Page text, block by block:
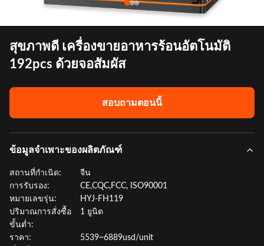
สุขภาพดี เครื่องขายอาหารร้อนอัตโนมัติ
192pcs ด้วยจอสัมผัส
สอบถามตอนนี้
ข้อมูลจำเพาะของผลิตภัณฑ์
สถานที่กำเนิด:
จีน
การรับรอง:
CE,CQC,FCC, ISO90001
หมายเลขรุ่น:
HYJ-FH119
ปริมาณการสั่งซื้อ
ขั้นต่ำ:
1 ยูนิต
ราคา:
5539~6889usd/unit